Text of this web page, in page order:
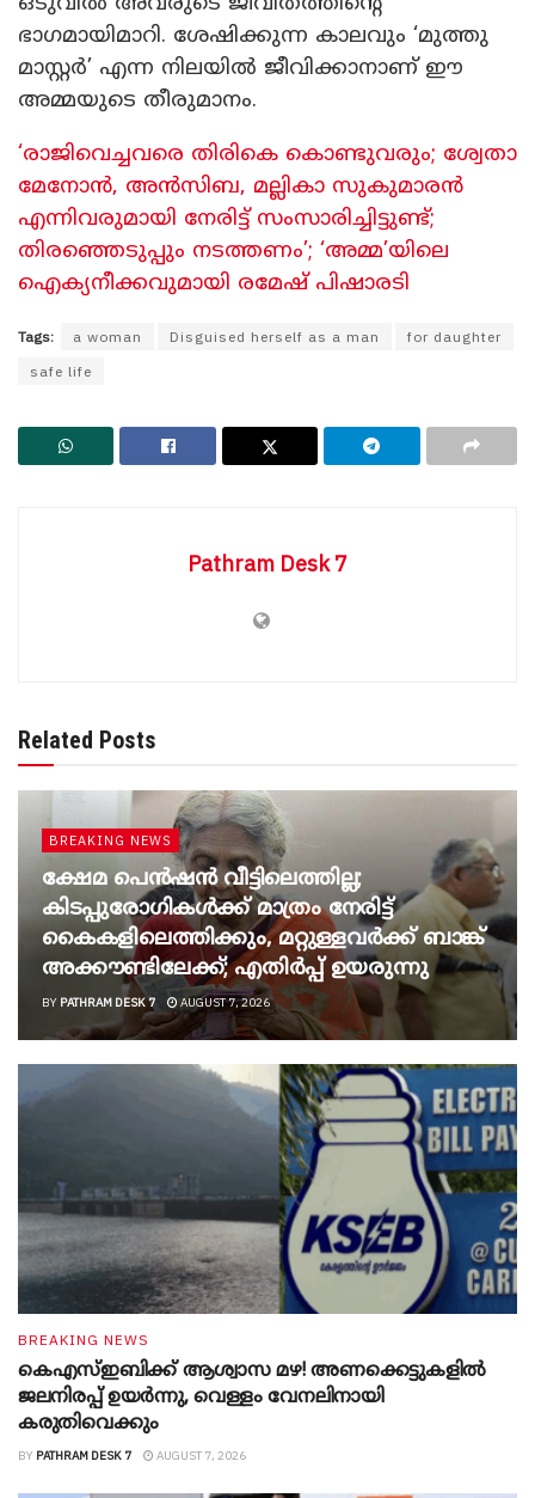
ഭാഗമായിമാറി. ശേഷിക്കുന്ന കാലവും ‘മുത്തു
മാസ്റ്റർ’ എന്ന നിലയിൽ ജീവിക്കാനാണ് ഈ
അമ്മയുടെ തീരുമാനം.
‘രാജിവെച്ചവരെ തിരികെ കൊണ്ടുവരും; ശ്വേതാ
മേനോൻ, അൻസിബ, മല്ലികാ സുകുമാരൻ
എന്നിവരുമായി നേരിട്ട് സംസാരിച്ചിട്ടുണ്ട്;
തിരഞ്ഞെടുപ്പും നടത്തണം’; ‘അമ്മ’യിലെ
ഐക്യനീക്കവുമായി രമേഷ് പിഷാരടി
Tags: a woman Disguised herself as a man
for daughter
safe life
Pathram Desk 7
Related Posts
BREAKING NEWS
ക്ഷേമ പെൻഷൻ വീട്ടിലെത്തില്ല;
കിടപ്പുരോഗികൾക്ക് മാത്രം നേരിട്ട്
കൈകളിലെത്തിക്കും, മറ്റുള്ളവർക്ക് ബാങ്ക്
അക്കൗണ്ടിലേക്ക്; എതിർപ്പ് ഉയരുന്നു
BY PATHRAM DESK 7 AUGUST 7, 2026
BREAKING NEWS
കെഎസ്ഇബിക്ക് ആശ്വാസ മഴ! അണക്കെട്ടുകളിൽ
ജലനിരപ്പ് ഉയർന്നു, വെള്ളം വേനലിനായി
കരുതിവെക്കും
BY PATHRAM DESK 7 AUGUST 7, 2026